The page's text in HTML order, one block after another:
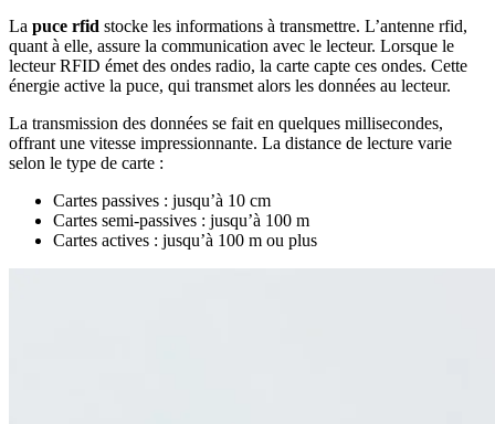
La puce rfid stocke les informations à transmettre. L’antenne rfid,
quant à elle, assure la communication avec le lecteur. Lorsque le
lecteur RFID émet des ondes radio, la carte capte ces ondes. Cette
énergie active la puce, qui transmet alors les données au lecteur.
La transmission des données se fait en quelques millisecondes,
offrant une vitesse impressionnante. La distance de lecture varie
selon le type de carte :
Cartes passives : jusqu’à 10 cm
Cartes semi-passives : jusqu’à 100 m
Cartes actives : jusqu’à 100 m ou plus